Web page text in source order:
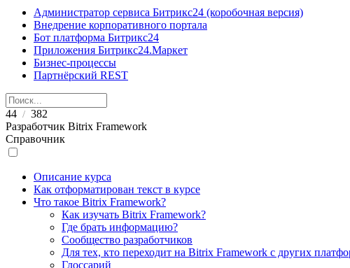
Администратор сервиса Битрикс24 (коробочная версия)
Внедрение корпоративного портала
Бот платформа Битрикс24
Приложения Битрикс24.Маркет
Бизнес-процессы
Партнёрский REST
44 / 382
Разработчик Bitrix Framework
Справочник
Описание курса
Как отформатирован текст в курсе
Что такое Bitrix Framework?
Как изучать Bitrix Framework?
Где брать информацию?
Сообщество разработчиков
Для тех, кто переходит на Bitrix Framework с других
Глоссарий